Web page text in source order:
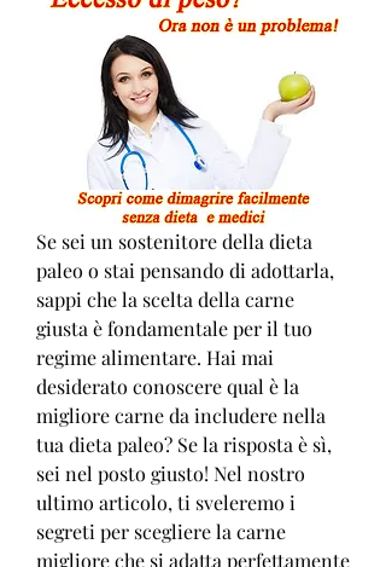
Se sei un sostenitore della dieta
paleo o stai pensando di adottarla,
sappi che la scelta della carne
giusta è fondamentale per il tuo
regime alimentare. Hai mai
desiderato conoscere qual è la
migliore carne da includere nella
tua dieta paleo? Se la risposta è sì,
sei nel posto giusto! Nel nostro
ultimo articolo, ti sveleremo i
segreti per scegliere la carne
migliore che si adatta perfettamente